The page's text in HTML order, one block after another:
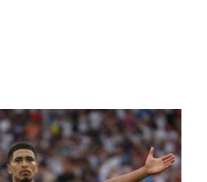
[…]